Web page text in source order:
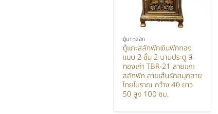
ตู้แกะสลัก
ตู้แกะสลักฟักเงินฟักทอง
แบบ 2 ชั้น 2 บานประตู สี
ทองเก่า TBR-21 ลายแกะ
สลักฟัก ลายเส้นรักสมุกลาย
ไทยโบราณ กว้าง 40 ยาว
50 สูง 100 ซม.